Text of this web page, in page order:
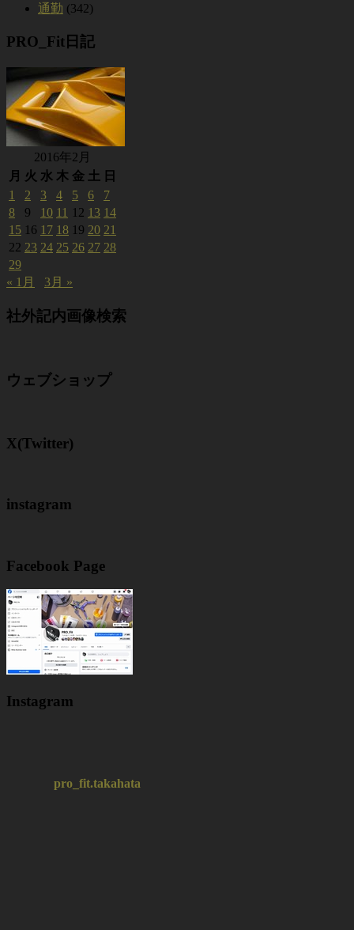
通勤 (342)
PRO_Fit日記
2016年2月
月
火 水 木 金 土 日
1
2 3 4 5 6
7
8
9 10 11 12 13 14
15 16 17 18 19 20 21
22 23 24 25 26 27 28
29
« 1月
3月 »
社外記内画像検索
ウェブショップ
X(Twitter)
instagram
Facebook Page
Instagram
pro_fit.takahata